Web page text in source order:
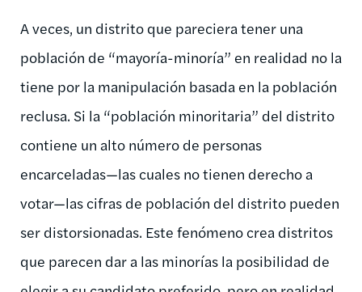
A veces, un distrito que pareciera tener una
población de “mayoría-minoría” en realidad no la
tiene por la manipulación basada en la población
reclusa. Si la “población minoritaria” del distrito
contiene un alto número de personas
encarceladas—las cuales no tienen derecho a
votar—las cifras de población del distrito pueden
ser distorsionadas. Este fenómeno crea distritos
que parecen dar a las minorías la posibilidad de